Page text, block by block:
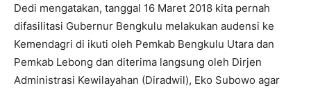
Dedi mengatakan, tanggal 16 Maret 2018 kita pernah
difasilitasi Gubernur Bengkulu melakukan audensi ke
Kemendagri di ikuti oleh Pemkab Bengkulu Utara dan
Pemkab Lebong dan diterima langsung oleh Dirjen
Administrasi Kewilayahan (Diradwil), Eko Subowo agar